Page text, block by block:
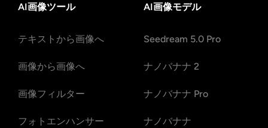
AI画像ツール
テキストから画像へ
画像から画像へ
画像フィルター
フォトエンハンサー
AI画像モデル
Seedream 5.0 Pro
ナノバナナ 2
ナノバナナ Pro
ナノバナナ